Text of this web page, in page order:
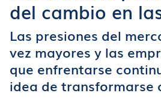
del cambio en
Las presiones del
vez mayores y las
que enfrentarse
idea de transformarse